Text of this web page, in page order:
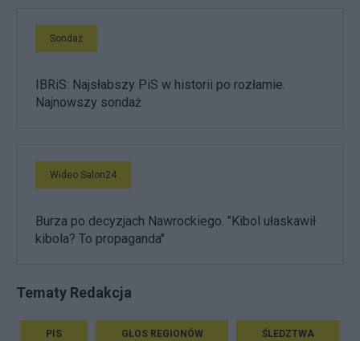
Sondaż
IBRiS: Najsłabszy PiS w historii po rozłamie.
Najnowszy sondaż
Wideo Salon24
Burza po decyzjach Nawrockiego. "Kibol ułaskawił
kibola? To propaganda"
Tematy Redakcja
PIS GŁOS REGIONÓW ŚLEDZTWA